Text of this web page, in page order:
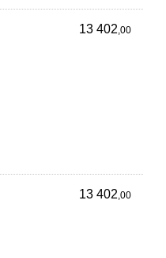
13 402 ,00
13 402 ,00